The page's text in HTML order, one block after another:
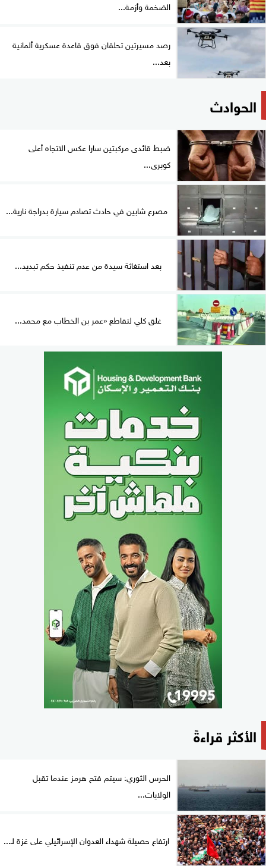
الضخمة وأزمة...
رصد مسيرتين تحلقان فوق قاعدة عسكرية ألمانية
بعد...
الحوادث
ضبط قائدى مركبتين سارا عكس الاتجاه أعلى
كوبرى...
مصرع شابين في حادث تصادم سيارة بدراجة نارية...
بعد استغاثة سيدة من عدم تنفيذ حكم تبديد...
غلق كلي لتقاطع «عمر بن الخطاب مع محمد...
الأكثر قراءةً
الحرس الثوري: سيتم فتح هرمز عندما تقبل
الولايات...
ارتفاع حصيلة شهداء العدوان الإسرائيلي على غزة لـ...